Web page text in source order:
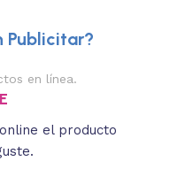
Publicitar?
en línea.
el producto